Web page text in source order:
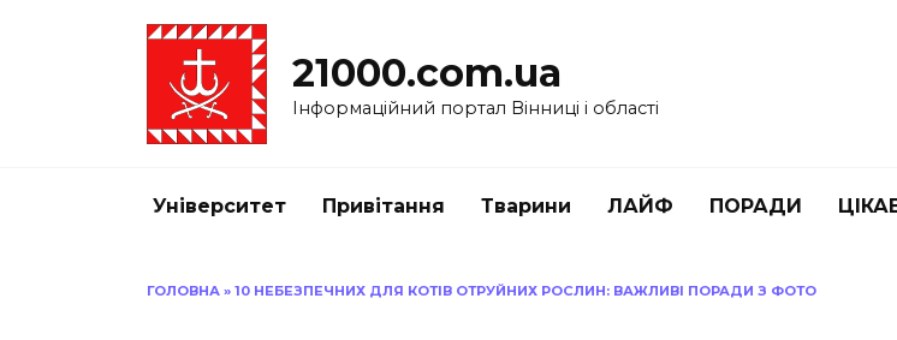
21000.com.ua
Інформаційний портал Вінниці і області
Університет Привітання Тварини ЛАЙФ ПОРАДИ
ГОЛОВНА » 10 НЕБЕЗПЕЧНИХ ДЛЯ КОТІВ ОТРУЙНИХ РОСЛИН: ВАЖЛИВІ ПОРАДИ З ФОТО